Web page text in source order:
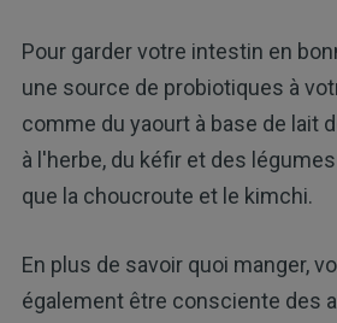
Pour garder votre intestin en
une source de probiotiques à
comme du yaourt à base de lait
à l'herbe, du kéfir et des
que la choucroute et le kimchi.
En plus de savoir quoi manger,
également être consciente des